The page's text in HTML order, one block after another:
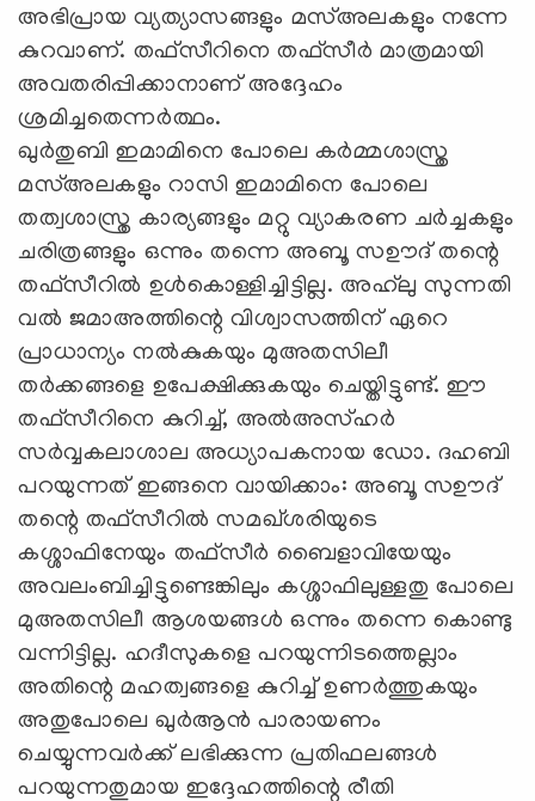
അഭിപ്രായ വ്യത്യാസങ്ങളും മസ്അലകളും നന്നേ
കുറവാണ്. തഫ്സീറിനെ തഫ്സീര്‍ മാത്രമായി
അവതരിപ്പിക്കാനാണ് അദ്ദേഹം
ശ്രമിച്ചതെന്നര്‍ത്ഥം.
ഖുർതുബി ഇമാമിനെ പോലെ കര്‍മ്മശാസ്ത്ര
മസ്അലകളും റാസി ഇമാമിനെ പോലെ
തത്വശാസ്ത്ര കാര്യങ്ങളും മറ്റു വ്യാകരണ ചര്‍ച്ചകളും
ചരിത്രങ്ങളും ഒന്നും തന്നെ അബൂ സഊദ് തന്റെ
തഫ്സീറിൽ ഉൾകൊള്ളിച്ചിട്ടില്ല. അഹ്‌ലു സുന്നതി
വൽ ജമാഅത്തിന്റെ വിശ്വാസത്തിന് ഏറെ
പ്രാധാന്യം നൽകുകയും മുഅതസിലീ
തർക്കങ്ങളെ ഉപേക്ഷിക്കുകയും ചെയ്തിട്ടുണ്ട്. ഈ
തഫ്സീറിനെ കുറിച്ച്, അല്‍അസ്ഹര്‍
സര്‍വ്വകലാശാല അധ്യാപകനായ ഡോ. ദഹബി
പറയുന്നത് ഇങ്ങനെ വായിക്കാം: അബൂ സഊദ്
തന്റെ തഫ്സീറിൽ സമഖ്ശരിയുടെ
കശ്ശാഫിനേയും തഫ്സീര്‍ ബൈളാവിയേയും
അവലംബിച്ചിട്ടുണ്ടെങ്കിലും കശ്ശാഫിലുള്ളതു പോലെ
മുഅതസിലീ ആശയങ്ങൾ ഒന്നും തന്നെ കൊണ്ടു
വന്നിട്ടില്ല. ഹദീസുകളെ പറയുന്നിടത്തെല്ലാം
അതിന്റെ മഹത്വങ്ങളെ കുറിച്ച് ഉണർത്തുകയും
അതുപോലെ ഖുർആൻ പാരായണം
ചെയ്യുന്നവർക്ക് ലഭിക്കുന്ന പ്രതിഫലങ്ങൾ
പറയുന്നതുമായ ഇദ്ദേഹത്തിന്റെ രീതി